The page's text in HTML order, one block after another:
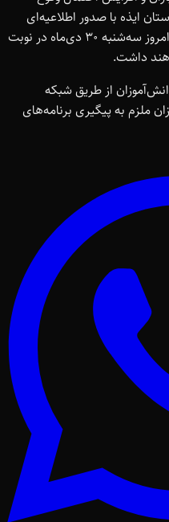
ایذه با صدور اطلاعیه‌ای
اعلام کرد: کلیه مدارس این شهرستان امروز سه‌شنبه 30 دی‌ماه در نوبت
داشت.
از طریق شبکه
ملزم به پیگیری برنامه‌های